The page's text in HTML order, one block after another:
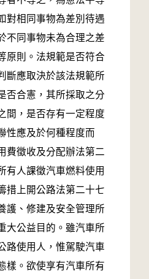
對相同事物為差別待遇
不同事物未為合理之差
原則。法規範是否符合
斷應取決於該法規範所
否合憲，其所採取之分
間，是否存有一定程度
性應及於何種程度而
費徵收及分配辦法第二
有人課徵汽車燃料使用
措上開公路法第二十七
護、修建及安全管理所
大公益目的。雖汽車所
路使用人，惟駕駛汽車
樣。欲使享有汽車所有